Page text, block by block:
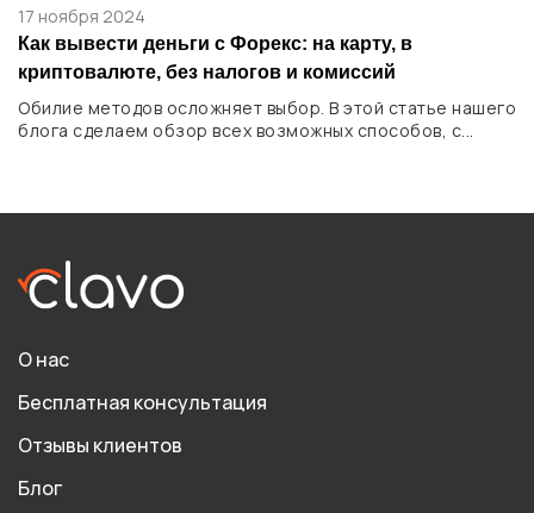
17 ноября 2024
Как вывести деньги с Форекс: на карту, в
криптовалюте, без налогов и комиссий
Обилие методов осложняет выбор. В этой статье нашего
блога сделаем обзор всех возможных способов, с...
О нас
Бесплатная консультация
Отзывы клиентов
Блог